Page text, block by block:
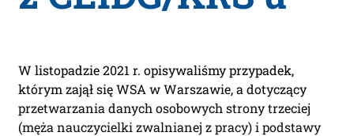
W listopadzie 2021 r. opisywaliśmy przypadek,
którym zajął się WSA w Warszawie, a dotyczący
przetwarzania danych osobowych strony trzeciej
(męża nauczycielki zwalnianej z pracy) i podstawy